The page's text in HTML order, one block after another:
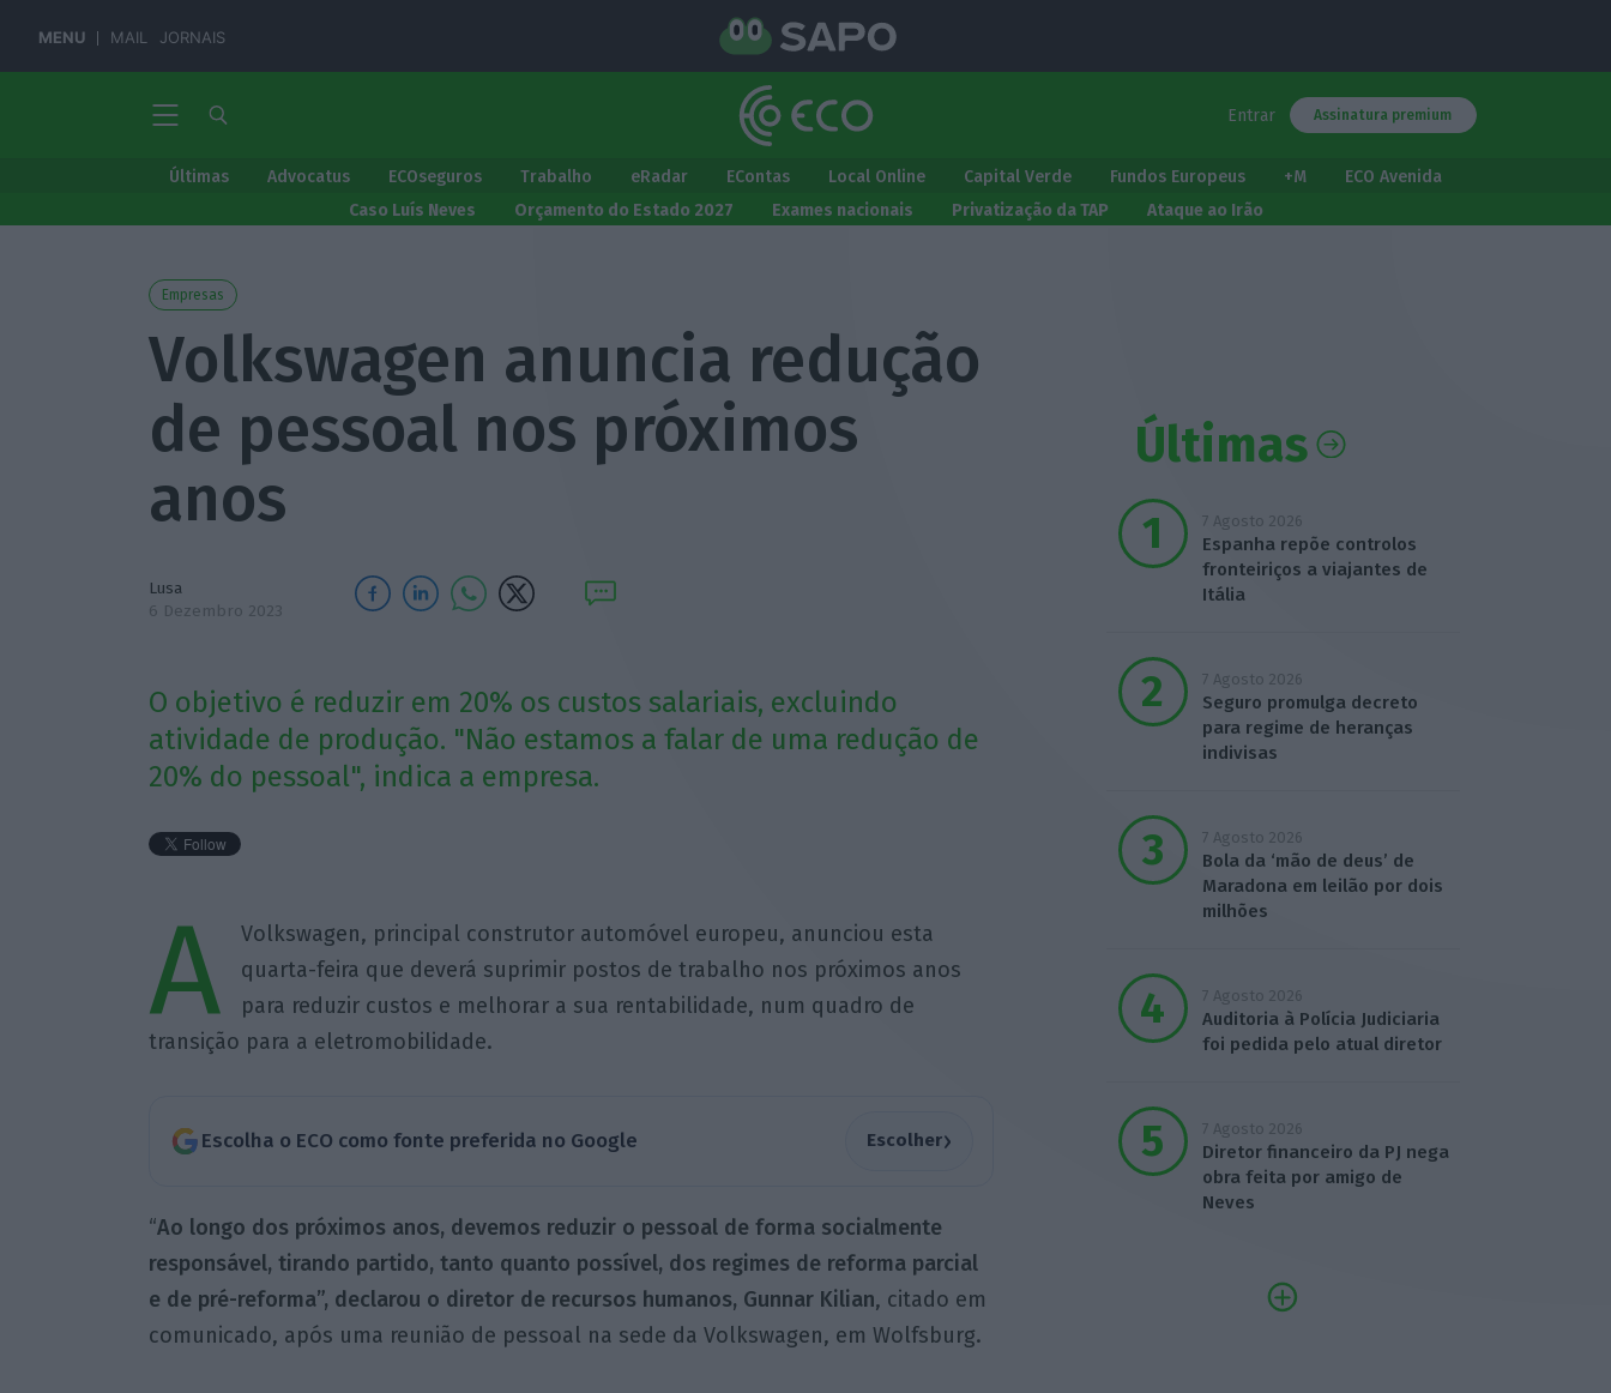
MENU MAIL JORNAIS
Entrar Assinatura premium
Últimas Advocatus ECOseguros Trabalho eRadar EContas Local Online Capital Verde Fundos Europeus +M
ECO Avenida
Caso Luís Neves
Orçamento do Estado 2027 Exames nacionais Privatização da TAP Ataque ao Irão
Empresas
Volkswagen anuncia redução
de pessoal nos próximos
anos
Lusa
6 Dezembro 2023
O objetivo é reduzir em 20% os custos salariais, excluindo
atividade de produção. "Não estamos a falar de uma redução de
20% do pessoal", indica a empresa.
A
Volkswagen, principal construtor automóvel europeu, anunciou esta
quarta-feira que deverá suprimir postos de trabalho nos próximos anos
para reduzir custos e melhorar a sua rentabilidade, num quadro de
transição para a eletromobilidade.
Escolha o ECO como fonte preferida no Google Escolher›
“Ao longo dos próximos anos, devemos reduzir o pessoal de forma socialmente
responsável, tirando partido, tanto quanto possível, dos regimes de reforma parcial
e de pré-reforma”, declarou o diretor de recursos humanos, Gunnar Kilian, citado em
comunicado, após uma reunião de pessoal na sede da Volkswagen, em Wolfsburg.
Últimas
7 Agosto 2026
Espanha repõe controlos
fronteiriços a viajantes de
Itália
7 Agosto 2026
Seguro promulga decreto
para regime de heranças
indivisas
7 Agosto 2026
Bola da ‘mão de deus’ de
Maradona em leilão por dois
milhões
7 Agosto 2026
Auditoria à Polícia Judiciaria
foi pedida pelo atual diretor
7 Agosto 2026
Diretor financeiro da PJ nega
obra feita por amigo de
Neves